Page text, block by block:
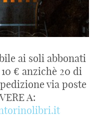
ai soli abbonati
€ anzichè 20 di
via poste
A: